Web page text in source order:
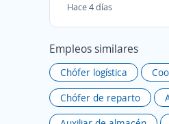
Hace 4 días
Empleos similares
Chófer logística
Chófer de reparto